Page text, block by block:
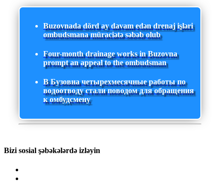
Buzovnada dörd ay davam edən drenaj işləri
ombudsmana müraciətə səbəb olub
Four-month drainage works in Buzovna
prompt an appeal to the ombudsman
В Бузовна четырехмесячные работы по
водоотводу стали поводом для обращения
к омбудсмену
Bizi sosial şəbəkələrdə izləyin